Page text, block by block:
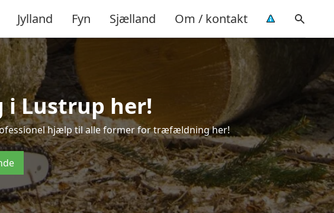
Jylland Fyn Sjælland Om / kontakt
Lustrup her!
hjælp til alle former for træfældning her!